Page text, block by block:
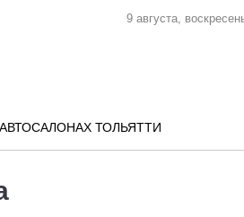
9 августа,
ТОЛЬЯТТИ